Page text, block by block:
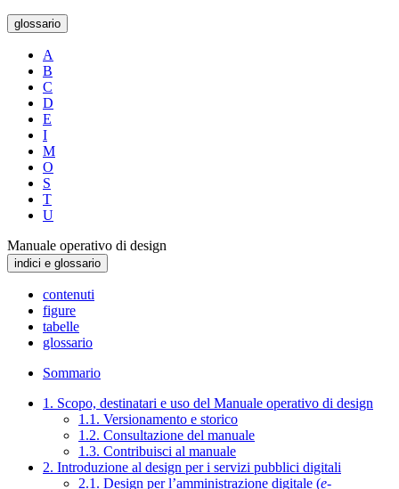
glossario
A
B
C
D
E
I
M
O
S
T
U
Manuale operativo di design
indici e glossario
contenuti
figure
tabelle
glossario
Sommario
1. Scopo, destinatari e uso del Manuale operativo di design
1.1. Versionamento e storico
1.2. Consultazione del manuale
1.3. Contribuisci al manuale
2. Introduzione al design per i servizi pubblici digitali
2.1. Design per l’amministrazione digitale (e-